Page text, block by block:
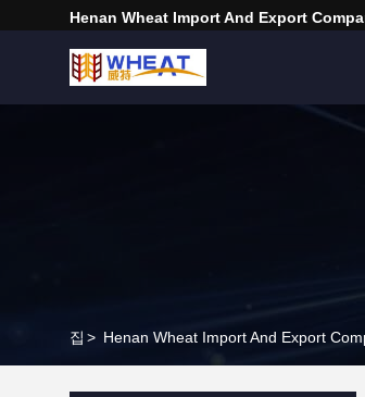
Henan Wheat Import And Export
집 > Henan Wheat Import And Export